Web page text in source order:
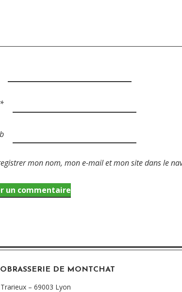
*
mon nom, mon e-mail et mon site dans le
DE MONTCHAT
– 69003 Lyon